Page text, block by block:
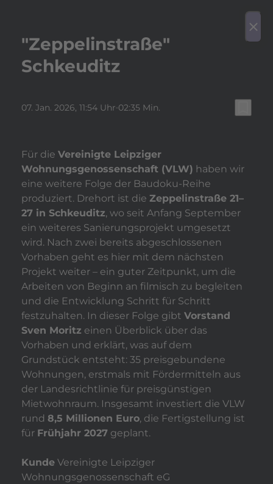
menu
Video
"Zeppelinstraße"
Schkeuditz
07. Jan. 2026, 11:54 Uhr 02:35 Min.
Für dieVereinigte Leipziger
Wohnungsgenossenschaft (VLW) haben wir
eine weitere Folge der Baudoku-Reihe
produziert. Drehort ist dieZeppelinstraße 21–
27 in Schkeuditz, wo seit Anfang September
ein weiteres Sanierungsprojekt umgesetzt
wird. Nach zwei bereits abgeschlossenen
Vorhaben geht es hier mit dem nächsten
Projekt weiter – ein guter Zeitpunkt, um die
Arbeiten von Beginn an filmisch zu begleiten
und die Entwicklung Schritt für Schritt
festzuhalten. In dieser Folge gibtVorstand
Sven Moritz einen Überblick über das
Vorhaben und erklärt, was auf dem
Grundstück entsteht: 35 preisgebundene
Wohnungen, erstmals mit Fördermitteln aus
der Landesrichtlinie für preisgünstigen
Mietwohnraum. Insgesamt investiert die VLW
rund8,5 Millionen Euro, die Fertigstellung ist
für Frühjahr 2027 geplant.
Kunde Vereinigte Leipziger
Wohnungsgenossenschaft eG
close